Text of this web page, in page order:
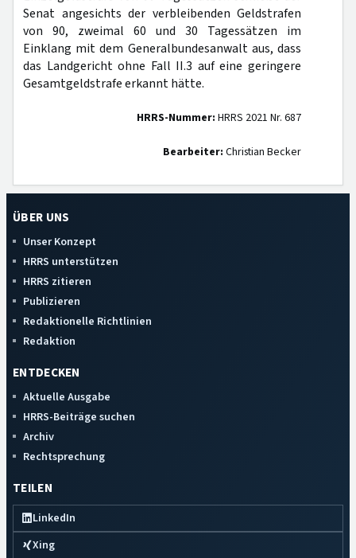
Senat angesichts der verbleibenden Geldstrafen
von 90, zweimal 60 und 30 Tagessätzen im
Einklang mit dem Generalbundesanwalt aus, dass
das Landgericht ohne Fall II.3 auf eine geringere
Gesamtgeldstrafe erkannt hätte.
HRRS-Nummer: HRRS 2021 Nr. 687
Bearbeiter: Christian Becker
ÜBER UNS
Unser Konzept
HRRS unterstützen
HRRS zitieren
Publizieren
Redaktionelle Richtlinien
Redaktion
ENTDECKEN
Aktuelle Ausgabe
HRRS-Beiträge suchen
Archiv
Rechtsprechung
TEILEN
LinkedIn
Xing